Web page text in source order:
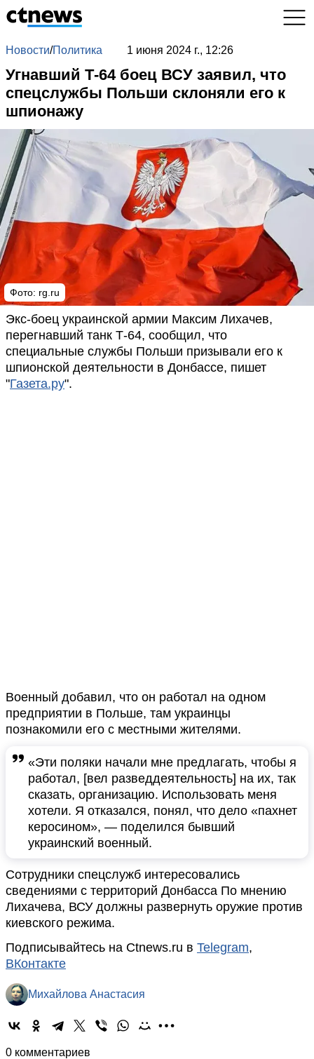
Новости/Политика 1 июня 2024 г., 12:26
Угнавший Т-64 боец ВСУ заявил, что
спецслужбы Польши склоняли его к
шпионажу
Фото: rg.ru
Экс-боец украинской армии Максим Лихачев,
перегнавший танк Т-64, сообщил, что
специальные службы Польши призывали его к
шпионской деятельности в Донбассе, пишет
"Газета.ру".
Военный добавил, что он работал на одном
предприятии в Польше, там украинцы
познакомили его с местными жителями.
«Эти поляки начали мне предлагать, чтобы я
работал, [вел разведдеятельность] на их, так
сказать, организацию. Использовать меня
хотели. Я отказался, понял, что дело «пахнет
керосином», — поделился бывший
украинский военный.
Сотрудники спецслужб интересовались
сведениями с территорий Донбасса По мнению
Лихачева, ВСУ должны развернуть оружие против
киевского режима.
Подписывайтесь на Ctnews.ru в Telegram,
ВКонтакте
Михайлова Анастасия
0 комментариев